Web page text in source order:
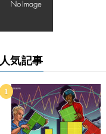
人気記事